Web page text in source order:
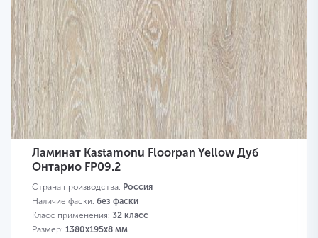
Ламинат Kastamonu Floorpan Yellow Дуб
Онтарио FP09.2
Страна производства: Россия
Наличие фаски: без фаски
Класс применения: 32 класс
Размер: 1380х195х8 мм